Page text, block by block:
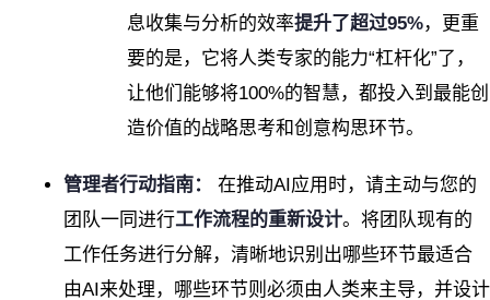
息收集与分析的效率提升了超过95%，更重
要的是，它将人类专家的能力“杠杆化”了，
让他们能够将100%的智慧，都投入到最能创
造价值的战略思考和创意构思环节。
管理者行动指南：
在推动AI应用时，请主动与您的
团队一同进行工作流程的重新设计。将团队现有的
工作任务进行分解，清晰地识别出哪些环节最适合
由AI来处理，哪些环节则必须由人类来主导，并设计